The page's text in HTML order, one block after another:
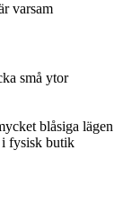
varsam
små ytor
blåsiga lägen
i fysisk butik